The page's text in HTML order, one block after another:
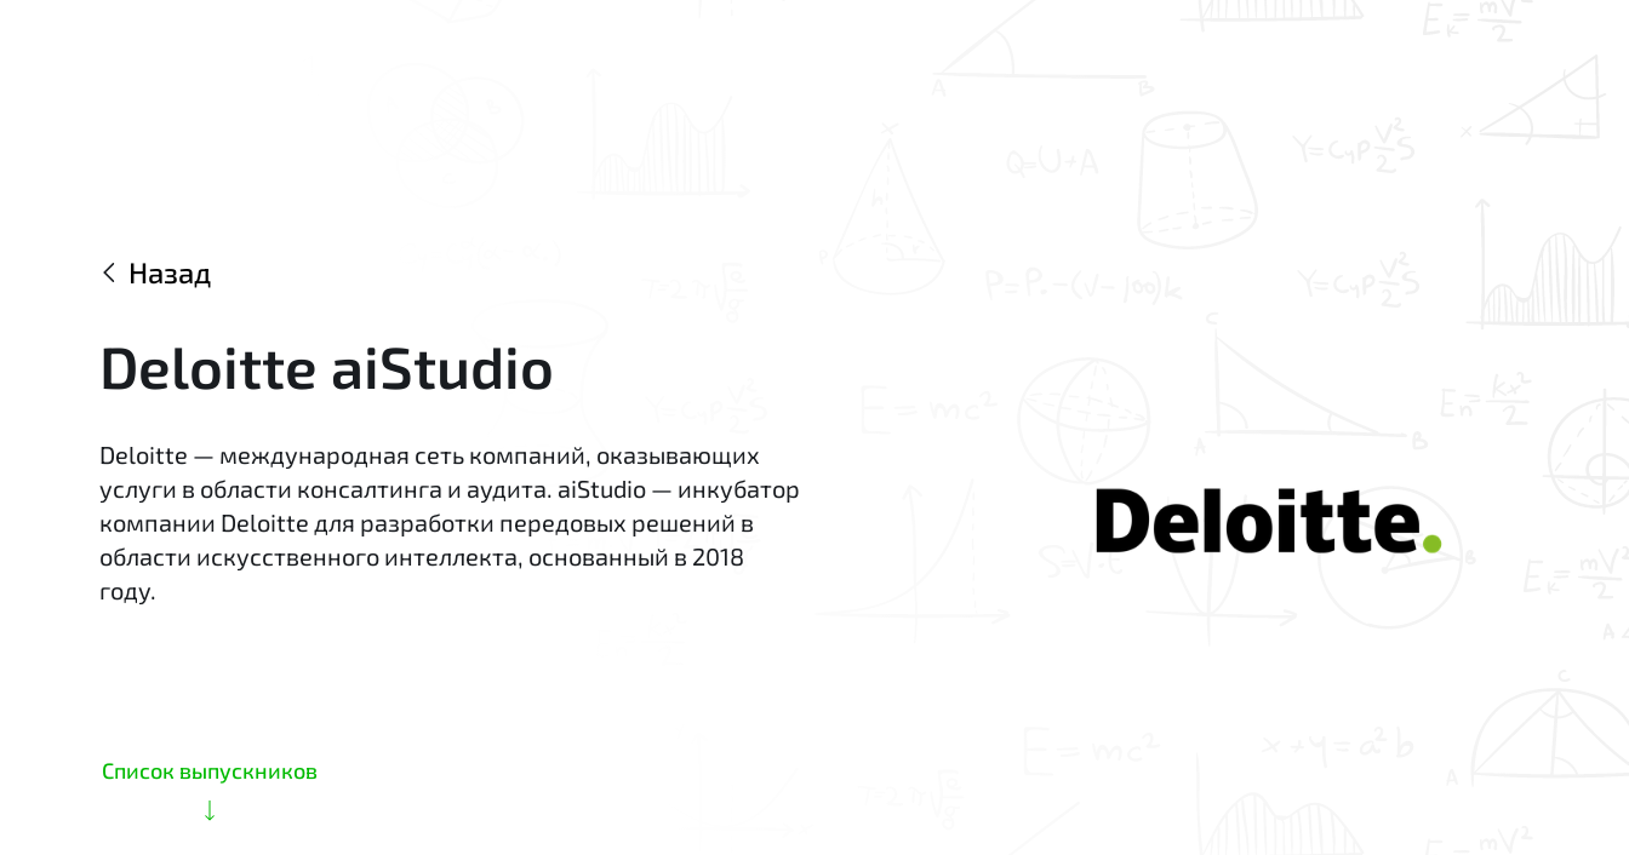
Назад
Deloitte aiStudio
Deloitte — международная сеть компаний, оказывающих
услуги в области консалтинга и аудита. aiStudio — инкубатор
компании Deloitte для разработки передовых решений в
области искусственного интеллекта, основанный в 2018
году.
Список выпускников